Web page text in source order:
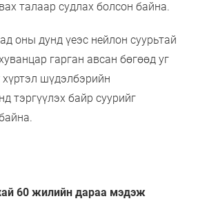
талаар судлах болсон байна.
оны дунд үеэс нейлон суурьтай
гарган авсан бөгөөд уг
шүдэлбэрийн
тэргүүлэх байр суурийг
60 жилийн дараа мэдэж